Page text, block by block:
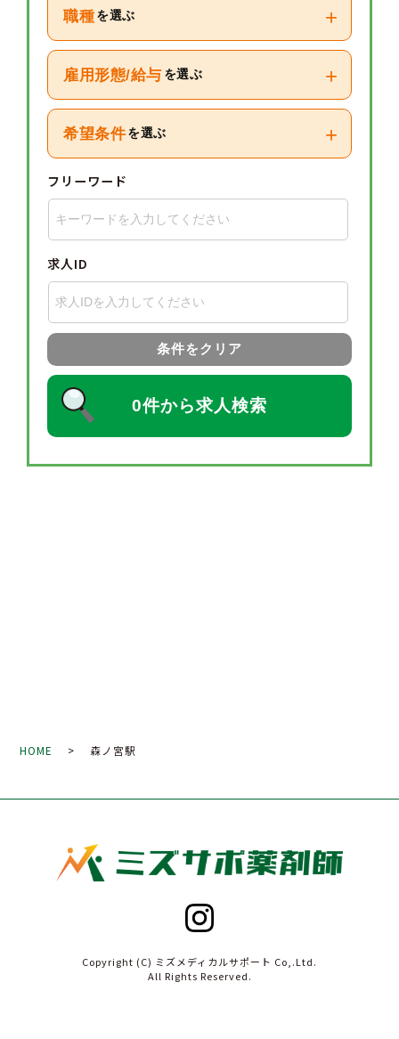
職種 を選ぶ +
雇用形態/給与 を選ぶ +
希望条件 を選ぶ +
フリーワード
求人ID
条件をクリア
0件から求人検索
HOME > 森ノ宮駅
Copyright (C) ミズメディカルサポート Co,.Ltd.
All Rights Reserved.